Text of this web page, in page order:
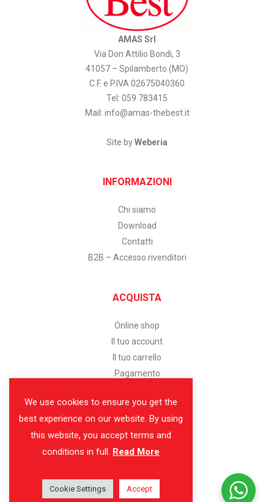
AMAS Srl
Via Don Attilio Bondi, 3
41057 – Spilamberto (MO)
C.F. e P.IVA 02675040360
Tel: 059 783415
Mail: info@amas-thebest.it
Site byWeberia
INFORMAZIONI
Chi siamo
Download
Contatti
B2B – Accesso rivenditori
ACQUISTA
Online shop
Il tuo account
Il tuo carrello
Pagamento
SERVIZIO CLIENTI
Assistenza clienti
Modalità di pagamento
Reso facile
We use cookies to ensure you get the
best experience on our website. By using
this website, you accept terms and
conditions in full. Read More
Cookie Settings Accept